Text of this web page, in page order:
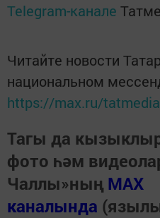
Telegram-канале
Читайте новости
национальном
https://max.ru/tatmedia
Тагы да
фото һәм
Чаллы»ның MAX
каналында